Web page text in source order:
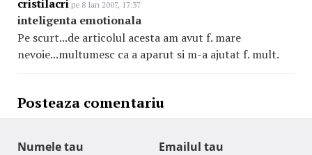
cristilacri pe 8 Ian 2007, 17:37
inteligenta emotionala
Pe scurt...de articolul acesta am avut f. mare
nevoie...multumesc ca a aparut si m-a ajutat f. mult.
Posteaza comentariu
Numele tau Emailul tau